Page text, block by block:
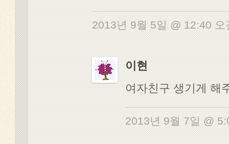
2013년 9월 5일 @ 12:40
이현
여자친구 생기게 해
2013년 9월 7일 @